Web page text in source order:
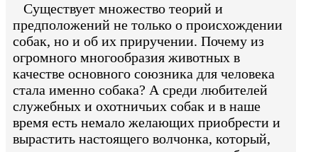
Существует множество теорий и
предположений не только о происхождении
собак, но и об их приручении. Почему из
огромного многообразия животных в
качестве основного союзника для человека
стала именно собака? А среди любителей
служебных и охотничьих собак и в наше
время есть немало желающих приобрести и
вырастить настоящего волчонка, который,